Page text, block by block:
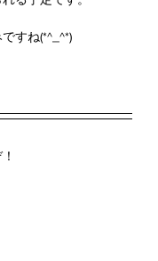
すね(*^_^*)